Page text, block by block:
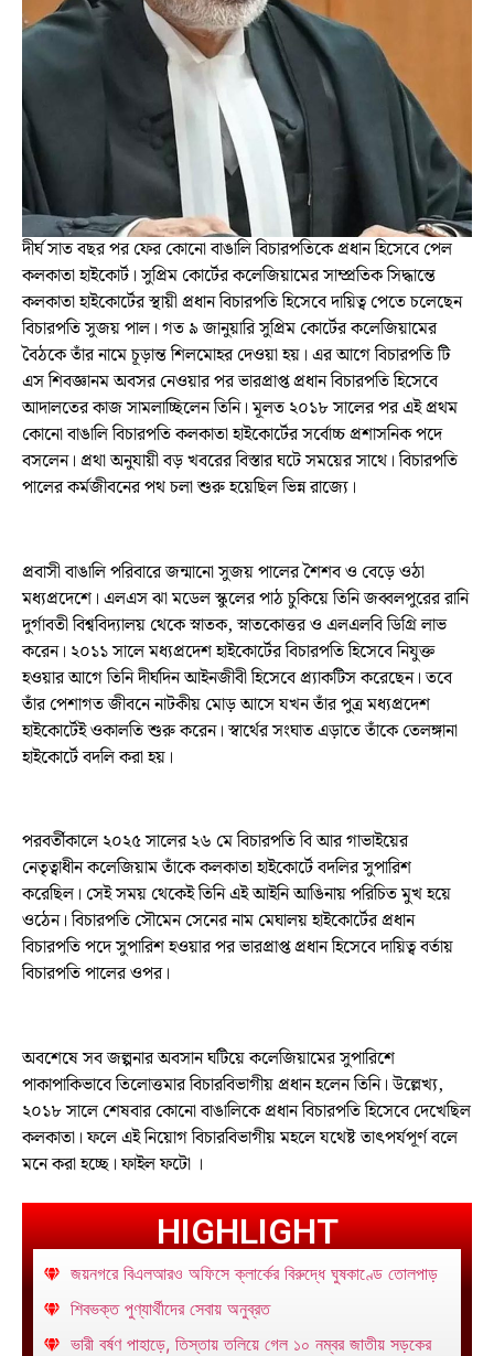
দীর্ঘ সাত বছর পর ফের কোনো বাঙালি বিচারপতিকে প্রধান হিসেবে পেল
কলকাতা হাইকোর্ট। সুপ্রিম কোর্টের কলেজিয়ামের সাম্প্রতিক সিদ্ধান্তে
কলকাতা হাইকোর্টের স্থায়ী প্রধান বিচারপতি হিসেবে দায়িত্ব পেতে চলেছেন
বিচারপতি সুজয় পাল। গত ৯ জানুয়ারি সুপ্রিম কোর্টের কলেজিয়ামের
বৈঠকে তাঁর নামে চূড়ান্ত শিলমোহর দেওয়া হয়। এর আগে বিচারপতি টি
এস শিবজ্ঞানম অবসর নেওয়ার পর ভারপ্রাপ্ত প্রধান বিচারপতি হিসেবে
আদালতের কাজ সামলাচ্ছিলেন তিনি। মূলত ২০১৮ সালের পর এই প্রথম
কোনো বাঙালি বিচারপতি কলকাতা হাইকোর্টের সর্বোচ্চ প্রশাসনিক পদে
বসলেন। প্রথা অনুযায়ী বড় খবরের বিস্তার ঘটে সময়ের সাথে। বিচারপতি
পালের কর্মজীবনের পথ চলা শুরু হয়েছিল ভিন্ন রাজ্যে।
প্রবাসী বাঙালি পরিবারে জন্মানো সুজয় পালের শৈশব ও বেড়ে ওঠা
মধ্যপ্রদেশে। এলএস ঝা মডেল স্কুলের পাঠ চুকিয়ে তিনি জব্বলপুরের রানি
দুর্গাবতী বিশ্ববিদ্যালয় থেকে স্নাতক, স্নাতকোত্তর ও এলএলবি ডিগ্রি লাভ
করেন। ২০১১ সালে মধ্যপ্রদেশ হাইকোর্টের বিচারপতি হিসেবে নিযুক্ত
হওয়ার আগে তিনি দীর্ঘদিন আইনজীবী হিসেবে প্র্যাকটিস করেছেন। তবে
তাঁর পেশাগত জীবনে নাটকীয় মোড় আসে যখন তাঁর পুত্র মধ্যপ্রদেশ
হাইকোর্টেই ওকালতি শুরু করেন। স্বার্থের সংঘাত এড়াতে তাঁকে তেলঙ্গানা
হাইকোর্টে বদলি করা হয়।
পরবর্তীকালে ২০২৫ সালের ২৬ মে বিচারপতি বি আর গাভাইয়ের
নেতৃত্বাধীন কলেজিয়াম তাঁকে কলকাতা হাইকোর্টে বদলির সুপারিশ
করেছিল। সেই সময় থেকেই তিনি এই আইনি আঙিনায় পরিচিত মুখ হয়ে
ওঠেন। বিচারপতি সৌমেন সেনের নাম মেঘালয় হাইকোর্টের প্রধান
বিচারপতি পদে সুপারিশ হওয়ার পর ভারপ্রাপ্ত প্রধান হিসেবে দায়িত্ব বর্তায়
বিচারপতি পালের ওপর।
অবশেষে সব জল্পনার অবসান ঘটিয়ে কলেজিয়ামের সুপারিশে
পাকাপাকিভাবে তিলোত্তমার বিচারবিভাগীয় প্রধান হলেন তিনি। উল্লেখ্য,
২০১৮ সালে শেষবার কোনো বাঙালিকে প্রধান বিচারপতি হিসেবে দেখেছিল
কলকাতা। ফলে এই নিয়োগ বিচারবিভাগীয় মহলে যথেষ্ট তাৎপর্যপূর্ণ বলে
মনে করা হচ্ছে। ফাইল ফটো ।
HIGHLIGHT
জয়নগরে বিএলআরও অফিসে ক্লার্কের বিরুদ্ধে ঘুষকাণ্ডে তোলপাড়
শিবভক্ত পুণ্যার্থীদের সেবায় অনুব্রত
ভারী বর্ষণ পাহাড়ে, তিস্তায় তলিয়ে গেল ১০ নম্বর জাতীয় সড়কের